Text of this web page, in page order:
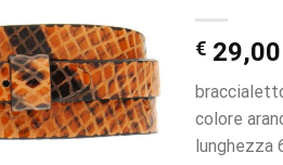
€29,00
colore
lunghezza